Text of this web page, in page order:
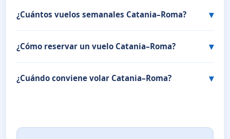
¿Cuántos vuelos semanales Catania–Roma?
¿Cómo reservar un vuelo Catania–Roma?
¿Cuándo conviene volar Catania–Roma?